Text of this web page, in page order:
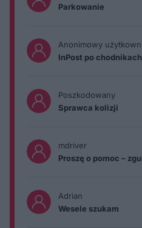
Parkowanie
Anonimowy
InPost po chodnikach
Poszkodowany
Sprawca kolizji
mdriver
Proszę o pomoc –
Adrian
Wesele szukam